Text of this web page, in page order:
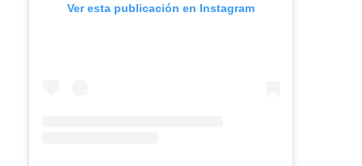
Ver esta publicación en Instagram